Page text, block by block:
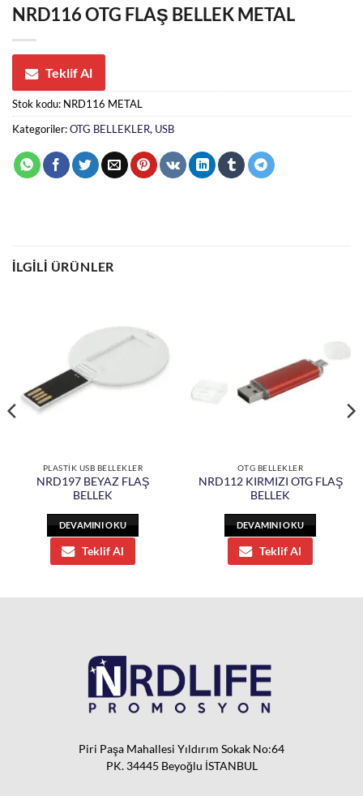
NRD116 OTG FLAŞ BELLEK METAL
Teklif Al
Stok kodu: NRD116 METAL
Kategoriler:OTG BELLEKLER, USB
İLGILI ÜRÜNLER
PLASTİK USB BELLEKLER
NRD197 BEYAZ FLAŞ
BELLEK
DEVAMINI OKU
Teklif Al
OTG BELLEKLER
NRD112 KIRMIZI OTG FLAŞ
BELLEK
DEVAMINI OKU
Teklif Al
Piri Paşa Mahallesi Yıldırım Sokak No:64
PK. 34445 Beyoğlu İSTANBUL